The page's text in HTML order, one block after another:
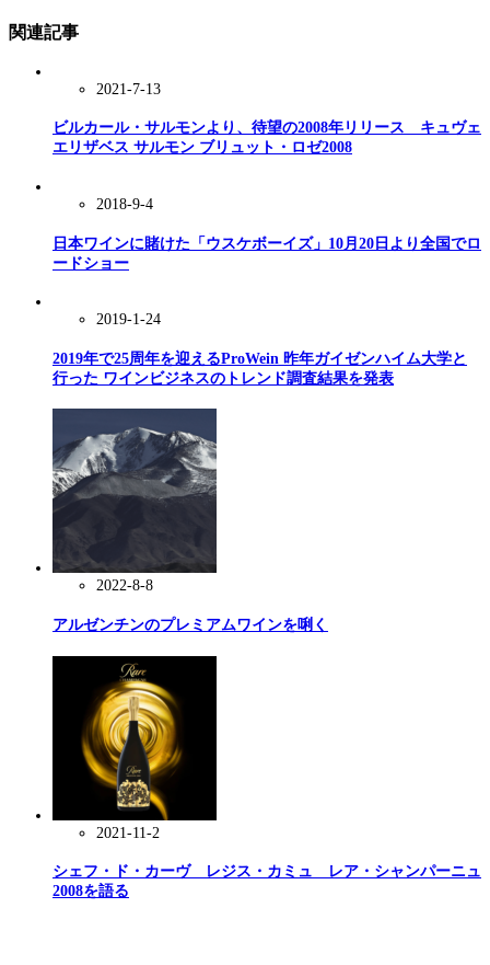
関連記事
2021-7-13
ビルカール・サルモンより、待望の2008年リリース キュヴェ
エリザベス サルモン ブリュット・ロゼ2008
2018-9-4
日本ワインに賭けた「ウスケボーイズ」10月20日より全国でロ
ードショー
2019-1-24
2019年で25周年を迎えるProWein 昨年ガイゼンハイム大学と
行った ワインビジネスのトレンド調査結果を発表
2022-8-8
アルゼンチンのプレミアムワインを唎く
2021-11-2
シェフ・ド・カーヴ レジス・カミュ レア・シャンパーニュ
2008を語る